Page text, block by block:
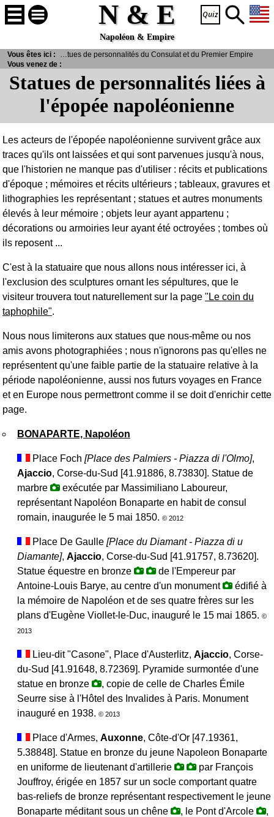
N & E
Napoléon & Empire
Statues de personnalités liées à
l'épopée napoléonienne
Les acteurs de l'épopée napoléonienne survivent grâce aux
traces qu'ils ont laissées et qui sont parvenues jusqu'à nous,
que l'historien ne manque pas d'utiliser : récits et publications
d'époque ; mémoires et récits ultérieurs ; tableaux, gravures et
lithographies les représentant ; statues et autres monuments
élevés à leur mémoire ; objets leur ayant appartenu ;
décorations ou armoiries leur ayant été octroyées ; tombes où
ils reposent ...
C'est à la statuaire que nous allons nous intéresser ici, à
l'exclusion des sculptures ornant les sépultures, que le
visiteur trouvera tout naturellement sur la page "Le coin du
taphophile".
Nous nous limiterons aux statues que nous-même ou nos
amis avons photographiées ; nous n'ignorons pas qu'elles ne
représentent qu'une faible partie de la statuaire relative à la
période napoléonienne, aussi nos futurs voyages en France
et en Europe nous permettront comme il se doit d'enrichir cette
page.
BONAPARTE, Napoléon
Place Foch [Place des Palmiers - Piazza di l'Olmo],
Ajaccio, Corse-du-Sud [41.91886, 8.73830]. Statue de
marbre
exécutée par Massimiliano Laboureur,
représentant Napoléon Bonaparte en habit de consul
romain, inaugurée le 5 mai 1850. © 2012
Place De Gaulle [Place du Diamant - Piazza di u
Diamante], Ajaccio, Corse-du-Sud [41.91757, 8.73620].
Statue équestre en bronze
de l'Empereur par
Antoine-Louis Barye, au centre d'un monument
édifié à
la mémoire de Napoléon et de ses quatre frères sur les
plans d'Eugène Viollet-le-Duc, inauguré le 15 mai 1865. ©
2013
Lieu-dit "Casone", Place d'Austerlitz, Ajaccio, Corse-
du-Sud [41.91648, 8.72369]. Pyramide surmontée d'une
statue en bronze
, copie de celle de Charles Émile
Seurre sise à l'Hôtel des Invalides à Paris. Monument
inauguré en 1938. © 2013
Place d'Armes, Auxonne, Côte-d'Or [47.19361,
5.38848]. Statue en bronze du jeune Napoleon Bonaparte
en uniforme de lieutenant d'artillerie
par François
Jouffroy, érigée en 1857 sur un socle comportant quatre
bas-reliefs de bronze représentant respectivement le jeune
Bonaparte méditant sous un chêne
, le Pont d'Arcole
,
Vous êtes ici :
Personnages
> Statues de personnalités du Consulat et du Premier Empire
Vous venez de :